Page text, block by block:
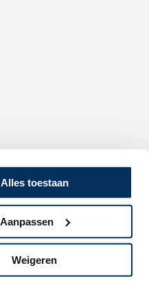
Alles toestaan
Aanpassen
Weigeren